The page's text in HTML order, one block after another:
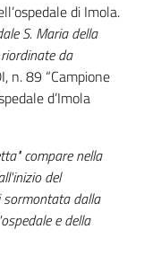
di Imola.
S. Maria della
da
n. 89 “Campione
d’Imola
compare nella
del
sormontata dalla
e della